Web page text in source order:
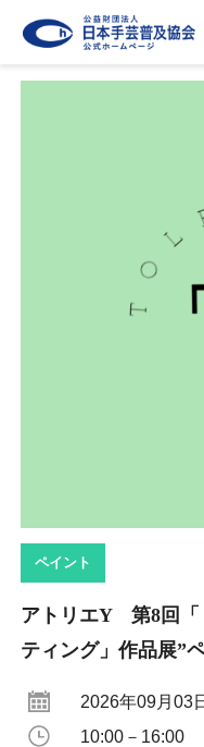
ペイント
アトリエY 第8回「
ティング」作品展”
2026年09月03
10:00－16:00